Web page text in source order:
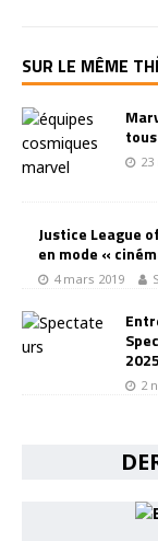
SUR LE MÊME
Justice League
en mode «
4 mars 2019
2025
2